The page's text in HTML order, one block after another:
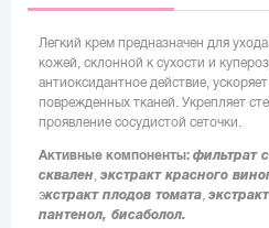
Легкий крем предназначен для
кожей, склонной к сухости и
антиоксидантное действие,
поврежденных тканей. Укрепляет
проявление сосудистой сеточки.
Активные компоненты: фильтрат
сквален экстракт красного
экстракт плодов томата
пантенол, бисаболол.